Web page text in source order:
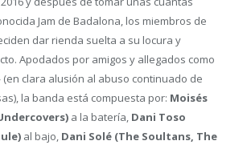
Jam de Badalona, los miembros de
dar rienda suelta a su locura y
Apodados por amigos y allegados como
(en clara alusión al abuso continuado de
la banda está compuesta por: Moisés
a la batería, Dani Toso
al bajo, Dani Solé (The Soultans, The